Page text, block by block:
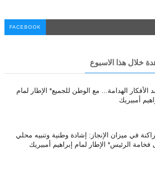
FACEBOOK
خلال هذا الاسبوع
الأفكار الهدامة... مع الوطن للجميع* الإطار لمام
أمبيريك
في ميزان الإنجاز: إشادة وطنية وتنبيه محلي
فخامة الرئيس* الإطار لمام إبراهيم أمبيريك